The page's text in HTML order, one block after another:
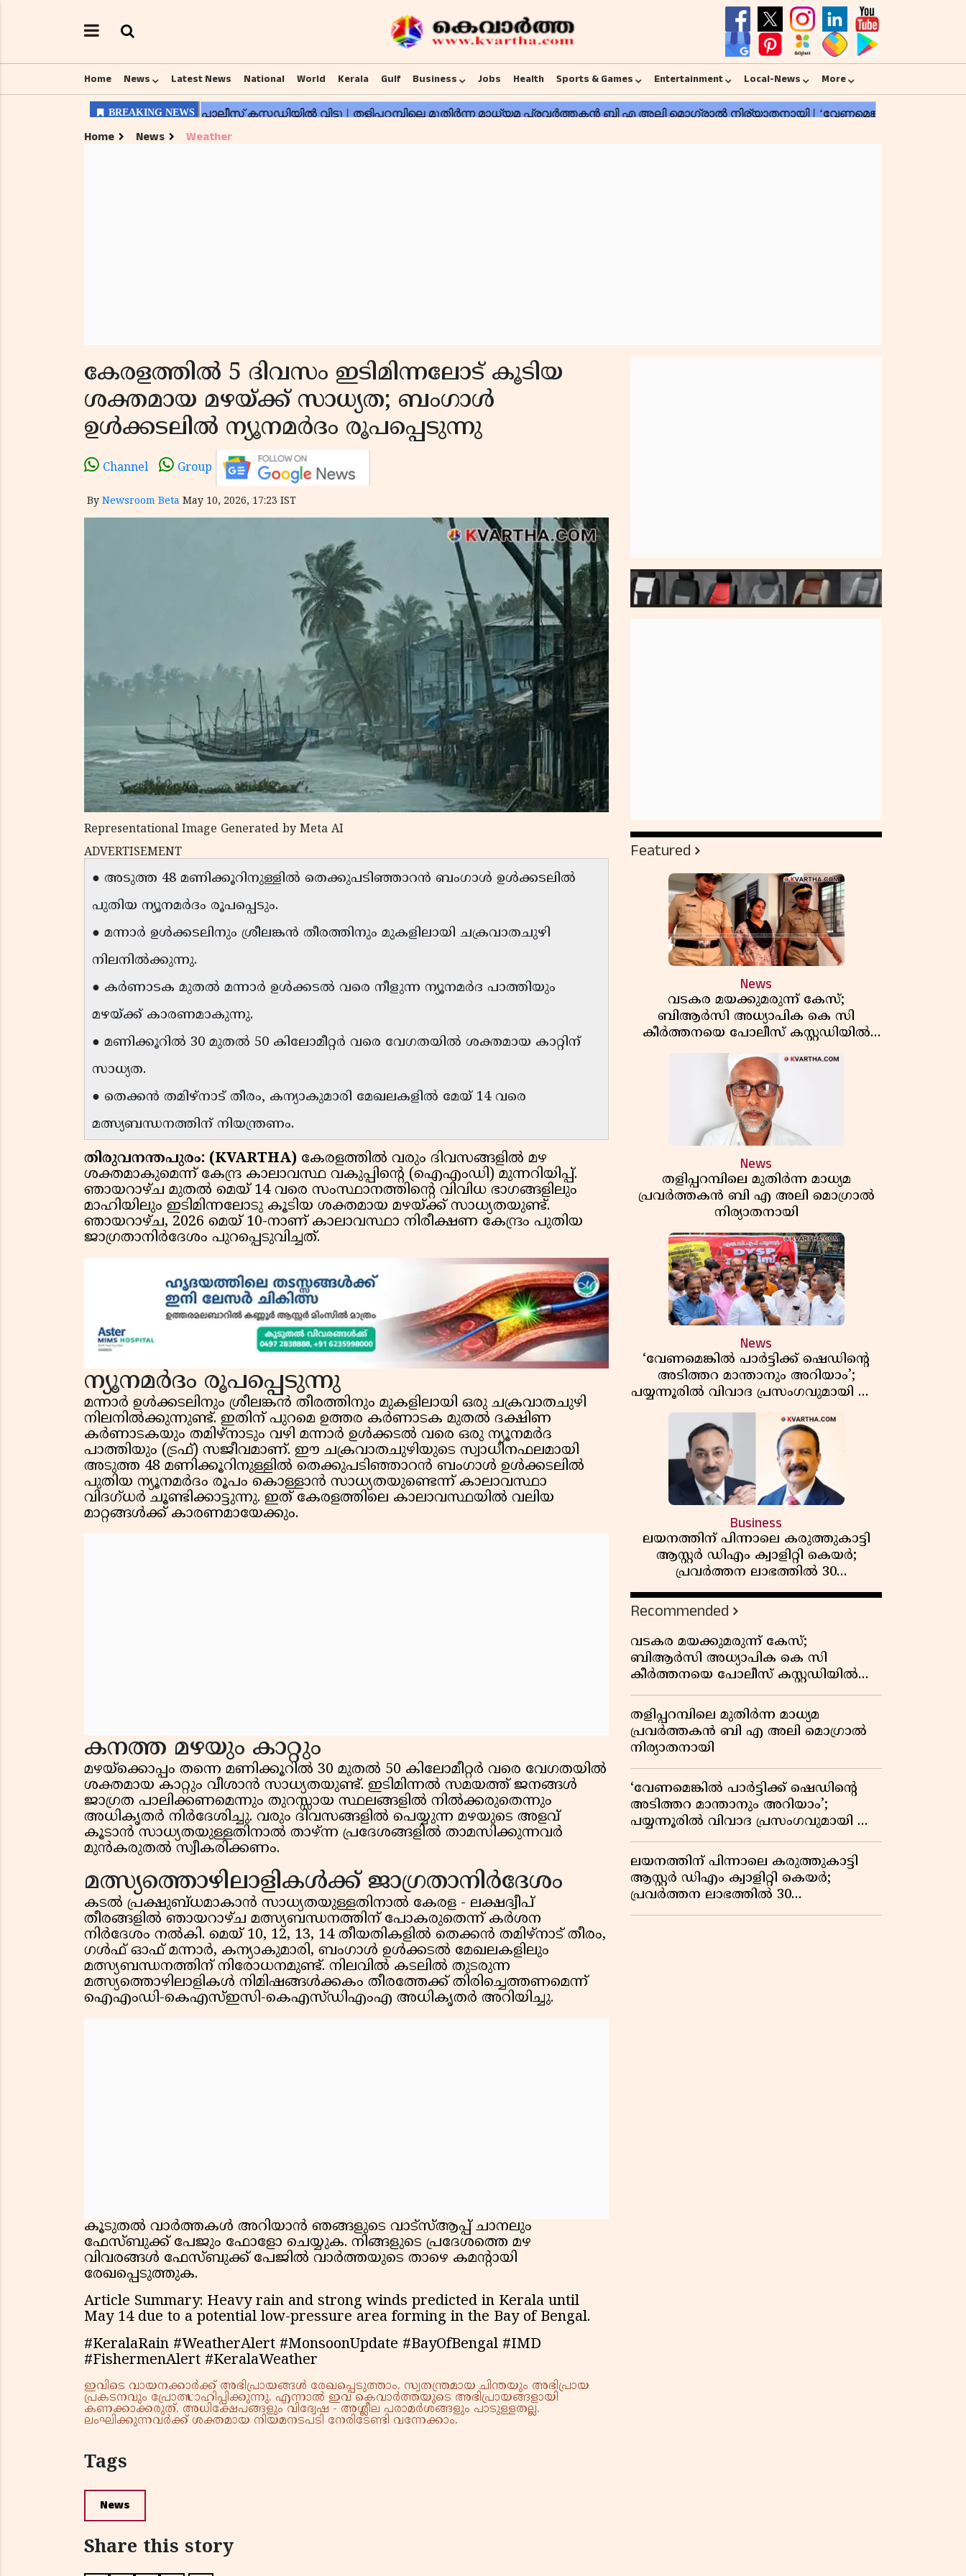
Home News Latest News National World Kerala Gulf Business Jobs Health Sports & Games Entertainment Local-News More
Home News Weather
കേരളത്തിൽ 5 ദിവസം ഇടിമിന്നലോട് കൂടിയ
ശക്തമായ മഴയ്ക്ക് സാധ്യത; ബംഗാൾ
ഉൾക്കടലിൽ ന്യൂനമർദം രൂപപ്പെടുന്നു
Channel Group
By Newsroom Beta May 10, 2026, 17:23 IST
Representational Image Generated by Meta AI
ADVERTISEMENT
● അടുത്ത 48 മണിക്കൂറിനുള്ളിൽ തെക്കുപടിഞ്ഞാറൻ ബംഗാൾ ഉൾക്കടലിൽ
പുതിയ ന്യൂനമർദം രൂപപ്പെടും.
● മന്നാർ ഉൾക്കടലിനും ശ്രീലങ്കൻ തീരത്തിനും മുകളിലായി ചക്രവാതചുഴി
നിലനിൽക്കുന്നു.
● കർണാടക മുതൽ മന്നാർ ഉൾക്കടൽ വരെ നീളുന്ന ന്യൂനമർദ പാത്തിയും
മഴയ്ക്ക് കാരണമാകുന്നു.
● മണിക്കൂറിൽ 30 മുതൽ 50 കിലോമീറ്റർ വരെ വേഗതയിൽ ശക്തമായ കാറ്റിന്
സാധ്യത.
● തെക്കൻ തമിഴ്‌നാട് തീരം, കന്യാകുമാരി മേഖലകളിൽ മേയ് 14 വരെ
മത്സ്യബന്ധനത്തിന് നിയന്ത്രണം.
തിരുവനന്തപുരം: (KVARTHA) കേരളത്തിൽ വരും ദിവസങ്ങളിൽ മഴ
ശക്തമാകുമെന്ന് കേന്ദ്ര കാലാവസ്ഥ വകുപ്പിൻ്റെ (ഐഎംഡി) മുന്നറിയിപ്പ്.
ഞായറാഴ്ച മുതൽ മെയ് 14 വരെ സംസ്ഥാനത്തിൻ്റെ വിവിധ ഭാഗങ്ങളിലും
മാഹിയിലും ഇടിമിന്നലോടു കൂടിയ ശക്തമായ മഴയ്ക്ക് സാധ്യതയുണ്ട്.
ഞായറാഴ്ച, 2026 മെയ് 10-നാണ് കാലാവസ്ഥാ നിരീക്ഷണ കേന്ദ്രം പുതിയ
ജാഗ്രതാനിർദേശം പുറപ്പെടുവിച്ചത്.
ന്യൂനമർദം രൂപപ്പെടുന്നു
മന്നാർ ഉൾക്കടലിനും ശ്രീലങ്കൻ തീരത്തിനും മുകളിലായി ഒരു ചക്രവാതചുഴി
നിലനിൽക്കുന്നുണ്ട്. ഇതിന് പുറമെ ഉത്തര കർണാടക മുതൽ ദക്ഷിണ
കർണാടകയും തമിഴ്‌നാടും വഴി മന്നാർ ഉൾക്കടൽ വരെ ഒരു ന്യൂനമർദ
പാത്തിയും (ട്രഫ്) സജീവമാണ്. ഈ ചക്രവാതചുഴിയുടെ സ്വാധീനഫലമായി
അടുത്ത 48 മണിക്കൂറിനുള്ളിൽ തെക്കുപടിഞ്ഞാറൻ ബംഗാൾ ഉൾക്കടലിൽ
പുതിയ ന്യൂനമർദം രൂപം കൊള്ളാൻ സാധ്യതയുണ്ടെന്ന് കാലാവസ്ഥാ
വിദഗ്ധർ ചൂണ്ടിക്കാട്ടുന്നു. ഇത് കേരളത്തിലെ കാലാവസ്ഥയിൽ വലിയ
മാറ്റങ്ങൾക്ക് കാരണമായേക്കും.
കനത്ത മഴയും കാറ്റും
മഴയ്‌ക്കൊപ്പം തന്നെ മണിക്കൂറിൽ 30 മുതൽ 50 കിലോമീറ്റർ വരെ വേഗതയിൽ
ശക്തമായ കാറ്റും വീശാൻ സാധ്യതയുണ്ട്. ഇടിമിന്നൽ സമയത്ത് ജനങ്ങൾ
ജാഗ്രത പാലിക്കണമെന്നും തുറസ്സായ സ്ഥലങ്ങളിൽ നിൽക്കരുതെന്നും
അധികൃതർ നിർദേശിച്ചു. വരും ദിവസങ്ങളിൽ പെയ്യുന്ന മഴയുടെ അളവ്
കൂടാൻ സാധ്യതയുള്ളതിനാൽ താഴ്ന്ന പ്രദേശങ്ങളിൽ താമസിക്കുന്നവർ
മുൻകരുതൽ സ്വീകരിക്കണം.
മത്സ്യത്തൊഴിലാളികൾക്ക് ജാഗ്രതാനിർദേശം
കടൽ പ്രക്ഷുബ്ധമാകാൻ സാധ്യതയുള്ളതിനാൽ കേരള - ലക്ഷദ്വീപ്
തീരങ്ങളിൽ ഞായറാഴ്ച മത്സ്യബന്ധനത്തിന് പോകരുതെന്ന് കർശന
നിർദേശം നൽകി. മെയ് 10, 12, 13, 14 തീയതികളിൽ തെക്കൻ തമിഴ്‌നാട് തീരം,
ഗൾഫ് ഓഫ് മന്നാർ, കന്യാകുമാരി, ബംഗാൾ ഉൾക്കടൽ മേഖലകളിലും
മത്സ്യബന്ധനത്തിന് നിരോധനമുണ്ട്. നിലവിൽ കടലിൽ തുടരുന്ന
മത്സ്യത്തൊഴിലാളികൾ നിമിഷങ്ങൾക്കകം തീരത്തേക്ക് തിരിച്ചെത്തണമെന്ന്
ഐഎംഡി-കെഎസ്ഇസി-കെഎസ്‌ഡിഎംഎ അധികൃതർ അറിയിച്ചു.
കൂടുതല്‍ വാര്‍ത്തകള്‍ അറിയാൻ ഞങ്ങളുടെ വാട്സ്ആപ്പ് ചാനലും
ഫേസ്ബുക്ക് പേജും ഫോളോ ചെയ്യുക. നിങ്ങളുടെ പ്രദേശത്തെ മഴ
വിവരങ്ങൾ ഫേസ്ബുക്ക് പേജില്‍ വാര്‍ത്തയുടെ താഴെ കമന്റായി
രേഖപ്പെടുത്തുക.
Article Summary: Heavy rain and strong winds predicted in Kerala until
May 14 due to a potential low-pressure area forming in the Bay of Bengal.
#KeralaRain #WeatherAlert #MonsoonUpdate #BayOfBengal #IMD
#FishermenAlert #KeralaWeather
ഇവിടെ വായനക്കാർക്ക് അഭിപ്രായങ്ങൾ രേഖപ്പെടുത്താം. സ്വതന്ത്രമായ ചിന്തയും അഭിപ്രായ
പ്രകടനവും പ്രോത്സാഹിപ്പിക്കുന്നു. എന്നാൽ ഇവ കെവാർത്തയുടെ അഭിപ്രായങ്ങളായി
കണക്കാക്കരുത്. അധിക്ഷേപങ്ങളും വിദ്വേഷ - അശ്ലീല പരാമർശങ്ങളും പാടുള്ളതല്ല.
ലംഘിക്കുന്നവർക്ക് ശക്തമായ നിയമനടപടി നേരിടേണ്ടി വന്നേക്കാം.
Tags
News
Share this story
Featured
News
വടകര മയക്കുമരുന്ന് കേസ്;
ബിആർസി അധ്യാപിക കെ സി
കീർത്തനയെ പോലീസ് കസ്റ്റഡിയിൽ
News
തളിപ്പറമ്പിലെ മുതിർന്ന മാധ്യമ
പ്രവർത്തകൻ ബി എ അലി മൊഗ്രാൽ
നിര്യാതനായി
News
‘വേണമെങ്കിൽ പാർട്ടിക്ക് ഷെഡിൻ്റെ
അടിത്തറ മാന്താനും അറിയാം’;
പയ്യന്നൂരിൽ വിവാദ പ്രസംഗവുമായി കെ
കെ രാഗേഷ്
Business
ലയനത്തിന് പിന്നാലെ കരുത്തുകാട്ടി
ആസ്റ്റർ ഡിഎം ക്വാളിറ്റി കെയർ;
പ്രവർത്തന ലാഭത്തിൽ 30
ശതമാനത്തിൻ്റെ വളർച്ച,
വരുമാനത്തിലും ലാഭത്തിലും വൻ
കുതിപ്പ് രേഖപ്പെടുത്തി ആദ്യ പാദ
റിപ്പോർട്ട് പുറത്ത്
Recommended
വടകര മയക്കുമരുന്ന് കേസ്;
ബിആർസി അധ്യാപിക കെ സി
കീർത്തനയെ പോലീസ് കസ്റ്റഡിയിൽ
വിട്ടു
തളിപ്പറമ്പിലെ മുതിർന്ന മാധ്യമ
പ്രവർത്തകൻ ബി എ അലി മൊഗ്രാൽ
നിര്യാതനായി
‘വേണമെങ്കിൽ പാർട്ടിക്ക് ഷെഡിൻ്റെ
അടിത്തറ മാന്താനും അറിയാം’;
പയ്യന്നൂരിൽ വിവാദ പ്രസംഗവുമായി കെ
കെ രാഗേഷ്
ലയനത്തിന് പിന്നാലെ കരുത്തുകാട്ടി
ആസ്റ്റർ ഡിഎം ക്വാളിറ്റി കെയർ;
പ്രവർത്തന ലാഭത്തിൽ 30
ശതമാനത്തിൻ്റെ വളർച്ച,